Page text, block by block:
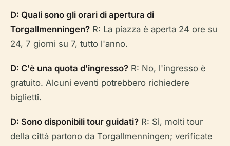
D: Quali sono gli orari di apertura di
Torgallmenningen? R: La piazza è aperta 24 ore su
24, 7 giorni su 7, tutto l'anno.
D: C'è una quota d'ingresso? R: No, l'ingresso è
gratuito. Alcuni eventi potrebbero richiedere
biglietti.
D: Sono disponibili tour guidati? R: Sì, molti tour
della città partono da Torgallmenningen; verificate